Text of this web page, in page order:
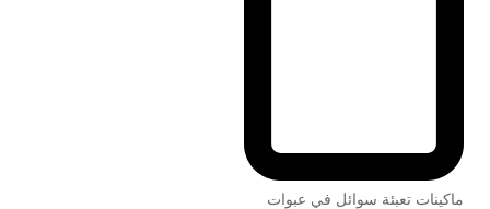
ماكينات تعبئة سوائل في عبوات